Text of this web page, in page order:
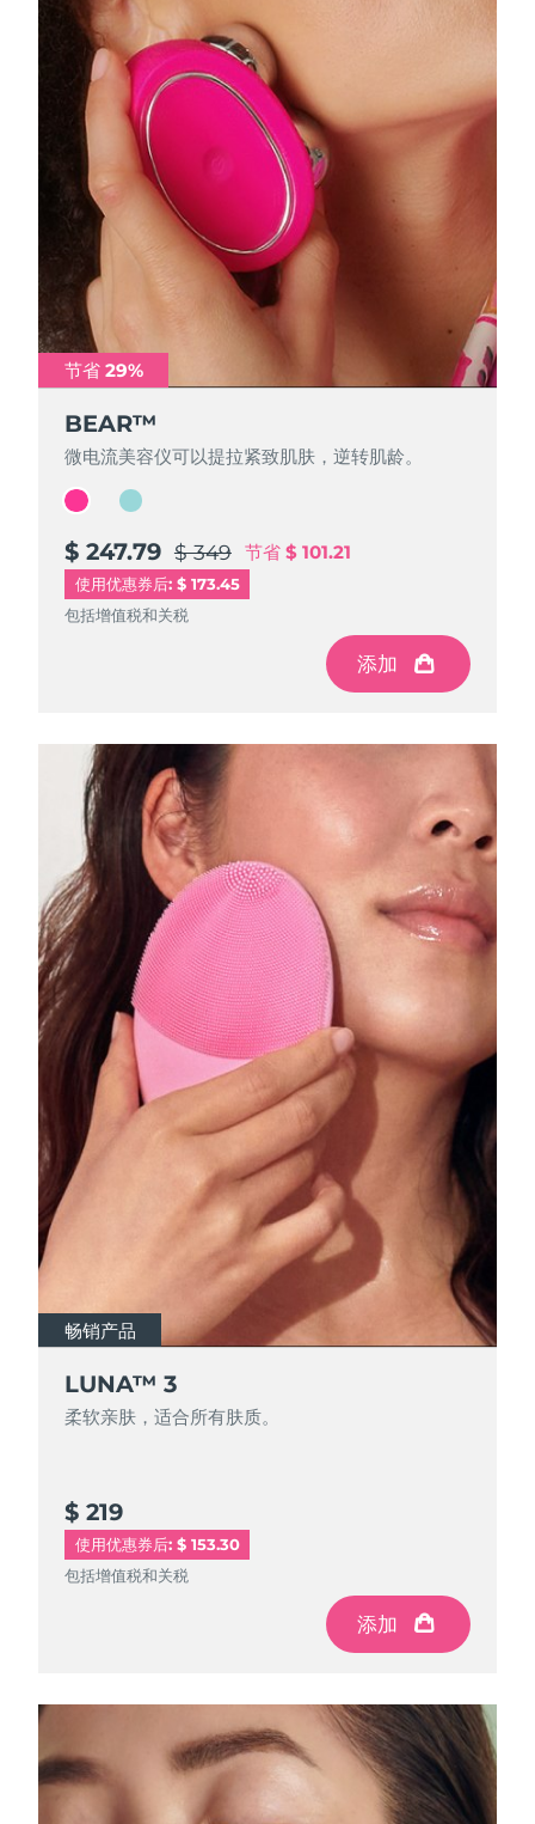
节省 29%
BEAR™
微电流美容仪可以提拉紧致肌肤，逆转肌龄。
$ 247.79 $ 349 节省 $ 101.21
使用优惠券后: $ 173.45
包括增值税和关税
添加
节省 29%
BEAR™
微电流美容仪可以提拉紧致肌肤，逆转肌龄。
$ 233.59 $ 329 节省 $ 95.41
包括增值税和关税
添加
畅销产品
LUNA™ 3
柔软亲肤，适合所有肤质。
$ 219
使用优惠券后: $ 153.30
包括增值税和关税
添加
LUNA™ 4 Men
For men, anti-aging massage
LUNA™ 4 mini
For young skin, T-zone
LUNA™ 4 go
For travel or gym bag
LUNA™ 护肤
Premium cleansers & balm
LUNA™ 设备
All facial cleansing devices
BEAR™ 2 eyes & lips
Microcurrent line smoothing device
面部提拉护理
Premium anti-aging skincare
BEAR™ 设备
All premium facelift devices
UFO™ 3 LED
Near-infrared and red light therapy
device
UFO™ 3 mini
Red light therapy device for young skin
UFO™ 3 go
Portable red light therapy
面膜
Rejuvenation & hydration
UFO™ 设备
All deep facial hydration devices
issa™ 4 plus
Smart hybrid silicone sonic toothbrush
issa™ 4 smile
Hybrid silicone sonic toothbrush
issa™ 4 baby
For ages 0-3
issa™ Teeth Whitening Set
Dual LED + sonic device & 18% PAP gel
ISSA™ 设备
All silicone sonic toothbrushes
FAQ™ 101
Clinical anti-aging
FAQ™ 102
Advanced clinical anti-aging
FAQ™ 103
Luxurious clinical anti-aging set
FAQ™ P1 Primer
Manuka honey primer
FAQ™护肤品
FAQ™产品
All anti-aging treatments
LED治疗
FAQ™ 201
LED mask
FAQ™ 202
LED mask
FAQ™ 211
Anti-aging neck & décolleté LED mask
FAQ™ 221
Anti-aging LED hand mask
FAQ™产品
All LED treatments
FAQ™ 301
LED hair strengthening scalp massager
FAQ™ Scalp Serum
Scalp recovery probiotic serum
FAQ™护肤品
All FAQ™ skincare
肌肤年轻化
NEW
FAQ™ 501
Full-Spectrum Red Light Therapy
FAQ™ 502
Full-Spectrum Red Light Therapy
FAQ™ Red Light Serum
FAQ™ products
All toning treatments
保健品
NEW
专业治疗
脱毛
PEACH™ 2 Pro Max
Professional IPL hair removal device
PEACH™ 2
IPL hair removal
PEACH™ 2 go
Travel-friendly IPL hair removal
PEACH™ Cooling Prep Gel
Cooling IPL hair removal gel
Microcurrent body toning
LUNA™ 4 body
Massaging body brush
SUPERCHARGED™ serum
Firming body serum
痘肌护理
ESPADA™ 2 plus
Recurring acne LED therapy
ESPADA™ 2
Acne treatment device
ESPADA™ Blemish Solution
Concentrated acne gel
ESPADA™ 设备
All acne treatment devices
BEAR™ 2 eyes & lips
Microcurrent line smoothing device
IRIS™ 2
Rejuvenating eye massager
眼部护肤
Advanced eye care treatment
眼部护理设备
All revitalizing eye massagers
毛孔护理
KIWI™ derma
Diamond microdermabrasion .
KIWI™
Blackhead remover
KIWI™ 皮肤护理
Advanced pore care essentials
护发
LUNA™ 4 hair
2-in-1 LED scalp massager
FLIP™ play advanced
LED light hairbrush
LUNA™ Dual-Peptide Scalp
Serum
For healthy hair
牙齿美白
NEW
issa™ Teeth Whitening Set
Dual LED + sonic device & 18% PAP gel
issa™ Teeth Whitening Gel
更多的
护肤品 男士
全部购买
FOREO APP
关于我们
加拿大
8/13/26
哥伦比亚 预计送达日期 8/13/26
克罗地亚
塞浦路斯 8/10/26
捷克 8/9/26
丹麦
爱沙尼亚
芬兰 预计送达日期
法国
预计送达日期 8/13/26
直布罗陀
预计送达日期8/9/26
中国香港特别行政区 预计送达日期8/10/26
匈牙利 预计送达日期 8/9/26
冰岛 预计送达日期
印度尼西亚 预计送达日期8/7/26
爱尔兰 8/9/26
马恩岛 预计送达日期 8/11/26
以色列 预计送达日期 8/13/26
意大利 预计送达日期 8/9/26
日本 8/12/26
泽西岛
科威特
拉脱维亚
预计送达日期 8/10/26
卢森堡 预计送达日期 8/9/26
中国澳门特别行政区 预计送达日期 8/11/26